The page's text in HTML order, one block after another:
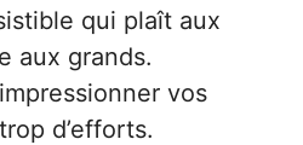
qui plaît aux
aux grands.
vos
d’efforts.